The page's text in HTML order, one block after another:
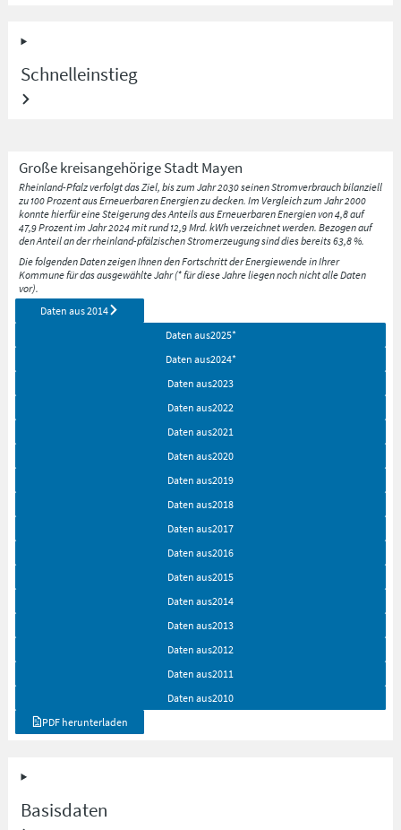
Schnelleinstieg
Große kreisangehörige Stadt Mayen
Rheinland-Pfalz verfolgt das Ziel, bis zum Jahr 2030 seinen Stromverbrauch bilanziell
zu 100 Prozent aus Erneuerbaren Energien zu decken. Im Vergleich zum Jahr 2000
konnte hierfür eine Steigerung des Anteils aus Erneuerbaren Energien von 4,8 auf
47,9 Prozent im Jahr 2024 mit rund 12,9 Mrd. kWh verzeichnet werden. Bezogen auf
den Anteil an der rheinland-pfälzischen Stromerzeugung sind dies bereits 63,8 %.
Die folgenden Daten zeigen Ihnen den Fortschritt der Energiewende in Ihrer
Kommune für das ausgewählte Jahr (* für diese Jahre liegen noch nicht alle Daten
vor).
Daten aus2014
Daten aus2025*
Daten aus2024*
Daten aus2023
Daten aus2022
Daten aus2021
Daten aus2020
Daten aus2019
Daten aus2018
Daten aus2017
Daten aus2016
Daten aus2015
Daten aus2014
Daten aus2013
Daten aus2012
Daten aus2011
Daten aus2010
PDF herunterladen
Basisdaten